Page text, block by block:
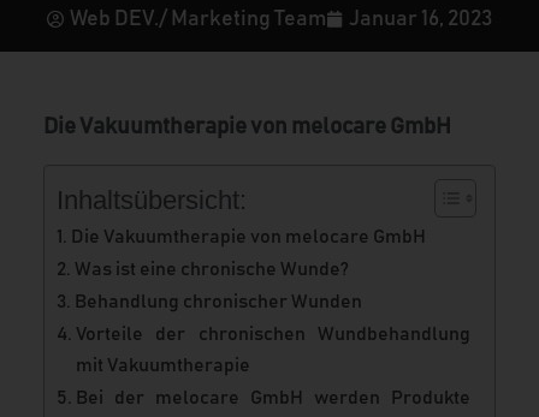
Web DEV./ Marketing Team Januar 16, 2023
Die Vakuumtherapie von melocare GmbH
Inhaltsübersicht:
Die Vakuumtherapie von melocare GmbH
Was ist eine chronische Wunde?
Behandlung chronischer Wunden
Vorteile der chronischen Wundbehandlung
mit Vakuumtherapie
Bei der melocare GmbH werden Produkte